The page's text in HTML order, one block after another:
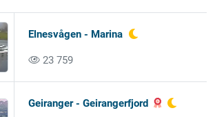
Elnesvågen - Marina
23 759
Geiranger - Geirangerfjord